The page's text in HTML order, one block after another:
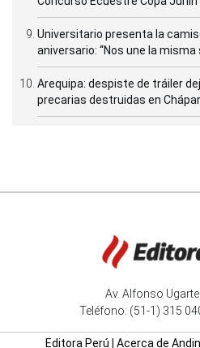
Universitario presenta la
aniversario: “Nos une la misma
Arequipa: despiste de tráiler
precarias destruidas en
Av. Alfonso
Teléfono: (51-1) 315
Editora Perú Acerca de